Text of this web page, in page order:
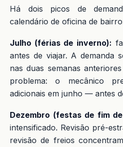
Há dois picos de
calendário de oficina de
Julho (férias de inverno):
antes de viajar. A demanda
nas duas semanas
problema: o mecânico
adicionais em junho — antes
Dezembro (festas de fim
intensificado. Revisão pré-
revisão de freios